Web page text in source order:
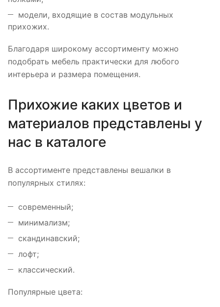
модели, входящие в состав модульных
прихожих.
Благодаря широкому ассортименту можно
подобрать мебель практически для любого
интерьера и размера помещения.
Прихожие каких цветов и
материалов представлены у
нас в каталоге
В ассортименте представлены вешалки в
популярных стилях:
современный;
минимализм;
скандинавский;
лофт;
классический.
Популярные цвета: